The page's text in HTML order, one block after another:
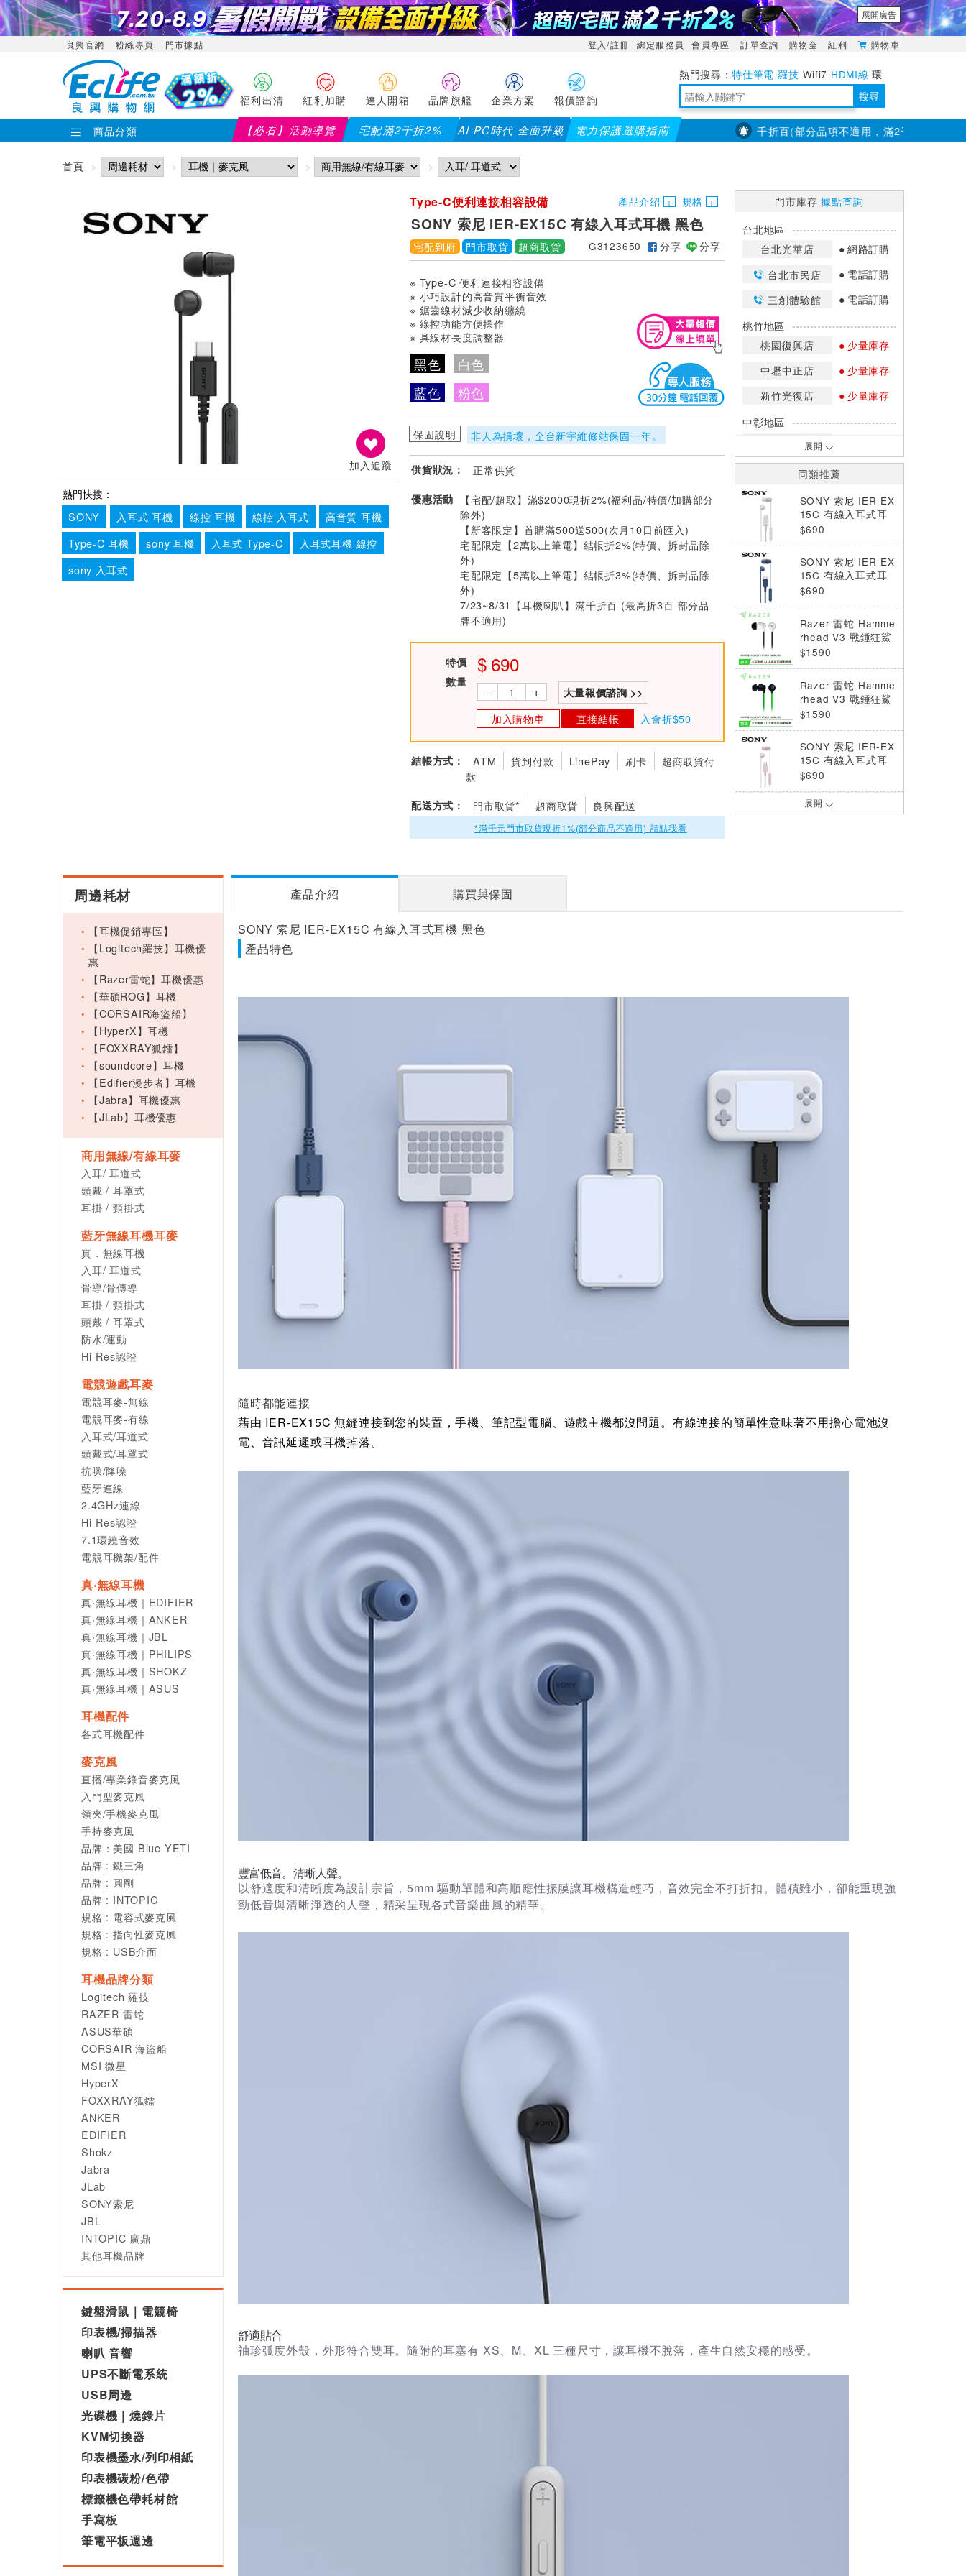
展開廣告
良興官網 粉絲專頁 門市據點 登入/註冊 綁定服務員 會員專區 訂單查詢 購物金 紅利 購物車
福利出清 紅利加購 達人開箱 品牌旗艦 企業方案 報價諮詢
特仕筆電 羅技 Wifi7 HDMI線 環
境量測 明緯POWER 搜尋
商品分類 【必看】活動導覽 宅配滿2千折2% AI PC時代 全面升級 電力保護選購指南【PX大通】全館滿千折百(部分品項不適用，滿2千折200...)
首頁
加入追蹤
熱門快搜：
SONY
入耳式 耳機 線控 耳機 線控 入耳式
高音質 耳機
Type-C 耳機
sony 耳機 入耳式 Type-C
入耳式耳機 線控
sony 入耳式
Type-C便利連接相容設備 產品介紹 規格
SONY 索尼 IER-EX15C 有線入耳式耳機 黑色
宅配到府 門市取貨 超商取貨 G3123650 分享 分享
※ Type-C 便利連接相容設備
※ 小巧設計的高音質平衡音效
※ 鋸齒線材減少收納纏繞
※ 線控功能方便操作
※ 具線材長度調整器
黑色
白色
藍色
粉色
保固說明 非人為損壞，全台新宇維修站保固一年。
供貨狀況： 正常供貨
優惠活動
【宅配/超取】滿$2000現折2%(福利品/特價/加購部分
除外)
【新客限定】首購滿500送500(次月10日前匯入)
宅配限定【2萬以上筆電】結帳折2%(特價、拆封品除
外)
宅配限定【5萬以上筆電】結帳折3%(特價、拆封品除
外)
7/23~8/31【耳機喇叭】滿千折百 (最高折3百 部分品
牌不適用)
特價 690
數量
- + 大量報價諮詢 >>
加入購物車 直接結帳 入會折$50
結帳方式： ATM 貨到付款 LinePay 刷卡
超商取貨付
款
配送方式： 門市取貨* 超商取貨 良興配送
*滿千元門市取貨現折1%(部分商品不適用)-請點我看
門市庫存據點查詢
台北地區
台北光華店
網路訂購
台北市民店
電話訂購
三創體驗館
電話訂購
桃竹地區
桃園復興店
少量庫存
中壢中正店
少量庫存
新竹光復店
少量庫存
中彰地區
台中英才店
嘉南地區
高雄中華店
高雄鳳山店
少量庫存
*庫存數量：網路訂購(0)、少量庫存
(1~2)、現貨充足(3以上)。
*門市庫存以店內實際數量為準，可使
用專人服務或撥打門市電話洽詢。
展開
同類推薦
SONY 索尼 IER-EX
15C 有線入耳式耳
機 白色
$690
SONY 索尼 IER-EX
15C 有線入耳式耳
機 藍色
$690
Razer 雷蛇 Hamme
rhead V3 戰錘狂鯊
入耳式耳機 白
$1590
Razer 雷蛇 Hamme
rhead V3 戰錘狂鯊
入耳式耳機
$1590
SONY 索尼 IER-EX
15C 有線入耳式耳
機 粉紅色
$690
PHILIPS 飛利浦 完
風 白色 (TAE2146
C USB-C線控耳機-
$790
展開
周邊耗材
【耳機促銷專區】
【Logitech羅技】耳機優
惠
【Razer雷蛇】耳機優惠
【華碩ROG】耳機
【CORSAIR海盜船】
【HyperX】耳機
【FOXXRAY狐鐳】
【soundcore】耳機
【Edifier漫步者】耳機
【Jabra】耳機優惠
【JLab】耳機優惠
商用無線/有線耳麥
入耳/ 耳道式
頭戴 / 耳罩式
耳掛 / 頸掛式
藍牙無線耳機耳麥
真．無線耳機
入耳/ 耳道式
骨導/骨傳導
耳掛 / 頸掛式
頭戴 / 耳罩式
防水/運動
Hi-Res認證
電競遊戲耳麥
電競耳麥-無線
電競耳麥-有線
入耳式/耳道式
頭戴式/耳罩式
抗噪/降噪
藍牙連線
2.4GHz連線
Hi-Res認證
7.1環繞音效
電競耳機架/配件
真‧無線耳機
真‧無線耳機｜EDIFIER
真‧無線耳機｜ANKER
真‧無線耳機｜JBL
真‧無線耳機｜PHILIPS
真‧無線耳機｜SHOKZ
真‧無線耳機｜ASUS
耳機配件
各式耳機配件
麥克風
直播/專業錄音麥克風
入門型麥克風
領夾/手機麥克風
手持麥克風
品牌：美國 Blue YETI
品牌 : 鐵三角
品牌 : 圓剛
品牌 : INTOPIC
規格 : 電容式麥克風
規格 : 指向性麥克風
規格 : USB介面
耳機品牌分類
Logitech 羅技
RAZER 雷蛇
ASUS華碩
CORSAIR 海盜船
MSI 微星
HyperX
FOXXRAY狐鐳
ANKER
EDIFIER
Shokz
Jabra
JLab
SONY索尼
JBL
INTOPIC 廣鼎
其他耳機品牌
鍵盤滑鼠｜電競椅
印表機/掃描器
喇叭 音響
UPS不斷電系統
USB周邊
光碟機｜燒錄片
KVM切換器
印表機墨水/列印相紙
印表機碳粉/色帶
標籤機色帶耗材館
手寫板
筆電平板週邊
產品介紹 購買與保固
SONY 索尼 IER-EX15C 有線入耳式耳機 黑色
產品特色
隨時都能連接
藉由 IER-EX15C 無縫連接到您的裝置，手機、筆記型電腦、遊戲主機都沒問題。有線連接的簡單性意味著不用擔心電池沒
電、音訊延遲或耳機掉落。
豐富低音。清晰人聲。
以舒適度和清晰度為設計宗旨，5mm 驅動單體和高順應性振膜讓耳機構造輕巧，音效完全不打折扣。體積雖小，卻能重現強
勁低音與清晰淨透的人聲，精采呈現各式音樂曲風的精華。
舒適貼合
袖珍弧度外殼，外形符合雙耳。隨附的耳塞有 XS、M、XL 三種尺寸，讓耳機不脫落，產生自然安穩的感受。